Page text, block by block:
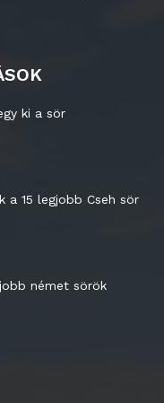
ki a sör
a 15 legjobb Cseh sör
német sörök